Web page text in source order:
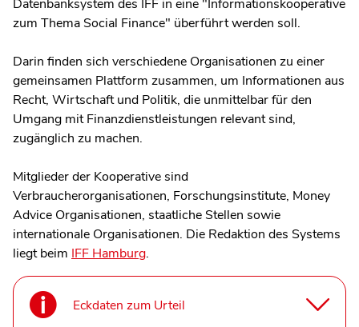
Datenbanksystem des IFF in eine "Informationskooperative
zum Thema Social Finance" überführt werden soll.
Darin finden sich verschiedene Organisationen zu einer
gemeinsamen Plattform zusammen, um Informationen aus
Recht, Wirtschaft und Politik, die unmittelbar für den
Umgang mit Finanzdienstleistungen relevant sind,
zugänglich zu machen.
Mitglieder der Kooperative sind
Verbraucherorganisationen, Forschungsinstitute, Money
Advice Organisationen, staatliche Stellen sowie
internationale Organisationen. Die Redaktion des Systems
liegt beim IFF Hamburg.
Eckdaten zum Urteil